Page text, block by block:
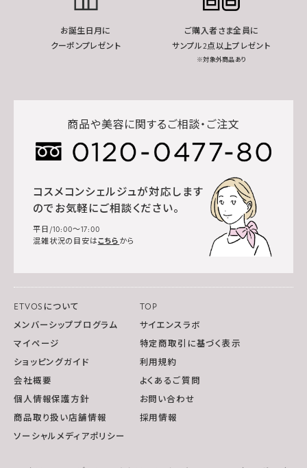
お誕生日月に
クーポンプレゼント
ご購入者さま全員に
サンプル2点以上プレゼント
※対象外商品あり
商品や美容に関するご相談・ご注文
コスメコンシェルジュが対応します
のでお気軽にご相談ください。
平日/10:00～17:00
混雑状況の目安はこちら から
ETVOSについて
TOP
メンバーシッププログラム
サイエンスラボ
マイページ
特定商取引に基づく表示
ショッピングガイド
利用規約
会社概要
よくあるご質問
個人情報保護方針
お問い合わせ
商品取り扱い店舗情報
採用情報
ソーシャルメディアポリシー